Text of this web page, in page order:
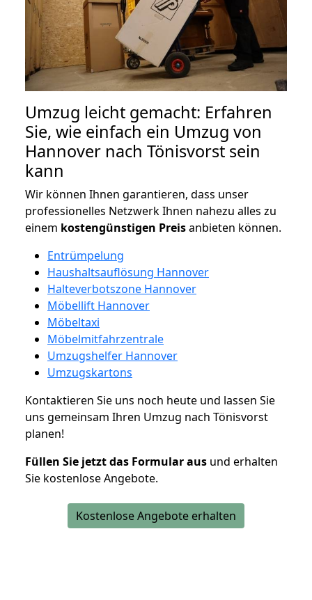
Umzug leicht gemacht: Erfahren
Sie, wie einfach ein Umzug von
Hannover nach Tönisvorst sein
kann
Wir können Ihnen garantieren, dass unser
professionelles Netzwerk Ihnen nahezu alles zu
einem kostengünstigen Preisanbieten können.
Entrümpelung
Haushaltsauflösung Hannover
Halteverbotszone Hannover
Möbellift Hannover
Möbeltaxi
Möbelmitfahrzentrale
Umzugshelfer Hannover
Umzugskartons
Kontaktieren Sie uns noch heute und lassen Sie
uns gemeinsam Ihren Umzug nach Tönisvorst
planen!
Füllen Sie jetzt das Formular aus und erhalten
Sie kostenlose Angebote.
Kostenlose Angebote erhalten